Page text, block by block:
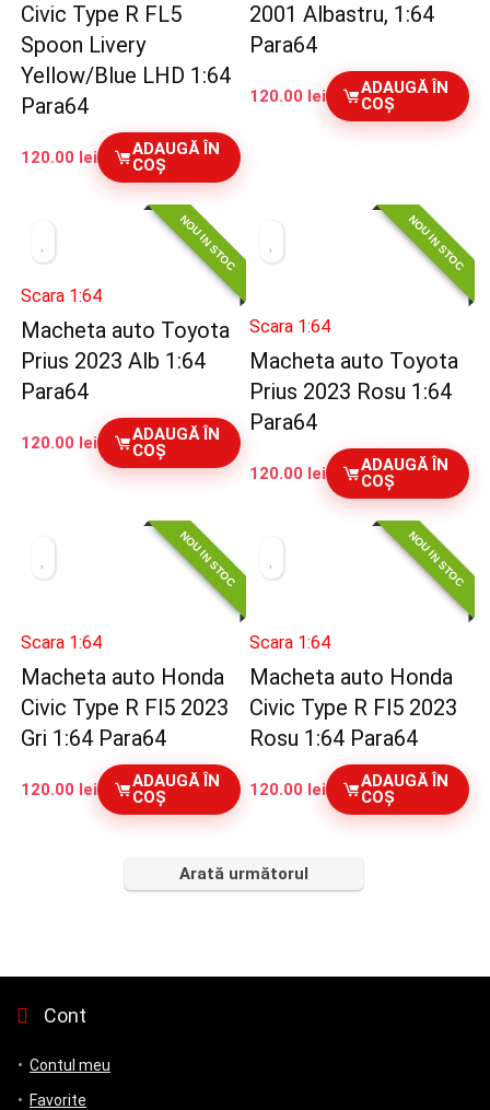
Civic Type R FL5
Spoon Livery
Yellow/Blue LHD 1:64
Para64
120.00 lei
ADAUGĂ ÎN
COȘ
2001 Albastru, 1:64
Para64
120.00 lei
ADAUGĂ ÎN
COȘ
NOU IN STOC
Scara 1:64
Macheta auto Toyota
Prius 2023 Alb 1:64
Para64
120.00 lei
ADAUGĂ ÎN
COȘ
NOU IN STOC
Scara 1:64
Macheta auto Toyota
Prius 2023 Rosu 1:64
Para64
120.00 lei
ADAUGĂ ÎN
COȘ
NOU IN STOC
Scara 1:64
Macheta auto Honda
Civic Type R Fl5 2023
Gri 1:64 Para64
120.00 lei
ADAUGĂ ÎN
COȘ
NOU IN STOC
Scara 1:64
Macheta auto Honda
Civic Type R Fl5 2023
Rosu 1:64 Para64
120.00 lei
ADAUGĂ ÎN
COȘ
Arată următorul
Cont
Contul meu
Favorite